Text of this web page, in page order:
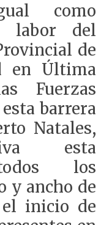
como
labor del
de
en Última
Fuerzas
barrera
Natales,
esta
los
y ancho de
inicio de